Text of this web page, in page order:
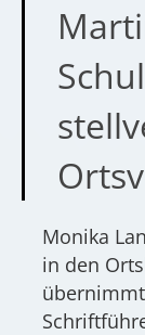
Monika
in den